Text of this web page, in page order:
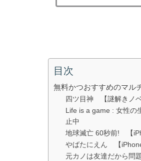
目次
無料かつおすすめのマル
四ツ目神 【謎解きノ
Life is a game : 女性
止中
地球滅亡 60秒前! 【
やばたにえん 【
元カノは友達だから